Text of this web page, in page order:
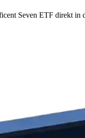
Seven ETF direkt